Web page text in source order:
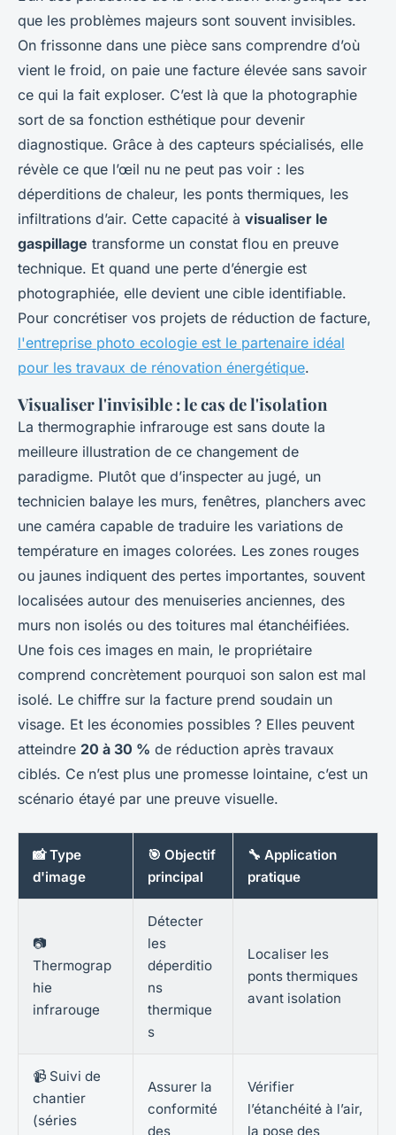
que les problèmes majeurs sont souvent invisibles.
On frissonne dans une pièce sans comprendre d’où
vient le froid, on paie une facture élevée sans savoir
ce qui la fait exploser. C’est là que la photographie
sort de sa fonction esthétique pour devenir
diagnostique. Grâce à des capteurs spécialisés, elle
révèle ce que l’œil nu ne peut pas voir : les
déperditions de chaleur, les ponts thermiques, les
infiltrations d’air. Cette capacité à visualiser le
gaspillage transforme un constat flou en preuve
technique. Et quand une perte d’énergie est
photographiée, elle devient une cible identifiable.
Pour concrétiser vos projets de réduction de facture,
l'entreprise photo ecologie est le partenaire idéal
pour les travaux de rénovation énergétique.
Visualiser l'invisible : le cas de l'isolation
La thermographie infrarouge est sans doute la
meilleure illustration de ce changement de
paradigme. Plutôt que d’inspecter au jugé, un
technicien balaye les murs, fenêtres, planchers avec
une caméra capable de traduire les variations de
température en images colorées. Les zones rouges
ou jaunes indiquent des pertes importantes, souvent
localisées autour des menuiseries anciennes, des
murs non isolés ou des toitures mal étanchéifiées.
Une fois ces images en main, le propriétaire
comprend concrètement pourquoi son salon est mal
isolé. Le chiffre sur la facture prend soudain un
visage. Et les économies possibles ? Elles peuvent
atteindre 20 à 30 % de réduction après travaux
ciblés. Ce n’est plus une promesse lointaine, c’est un
scénario étayé par une preuve visuelle.
📸 Type
d'image
🎯 Objectif
principal
🔧 Application
pratique
📷
Thermograp
hie
infrarouge
Détecter
les
déperditio
ns
thermique
s
Localiser les
ponts thermiques
avant isolation
📹 Suivi de
chantier
(séries
Assurer la
conformité
des
Vérifier
l’étanchéité à l’air,
la pose des